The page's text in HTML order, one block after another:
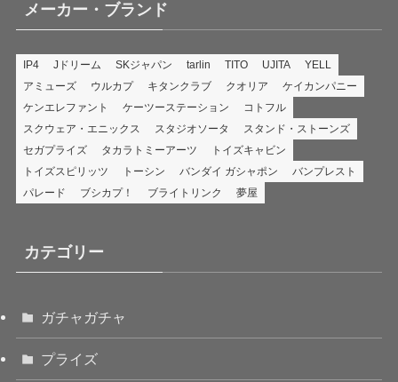
メーカー・ブランド
IP4 Jドリーム SKジャパン tarlin TITO UJITA
YELL
アミューズ
ウルカプ キタンクラブ クオリア
ケイカンパニー
ケンエレファント
ケーツーステーション
コトフル
スクウェア・エニックス
スタジオソータ
スタンド・ストーンズ
セガプライズ
タカラトミーアーツ
トイズキャビン
トイズスピリッツ
トーシン バンダイ ガシャポン
バンプレスト
パレード
ブシカプ！ ブライトリンク 夢屋
カテゴリー
ガチャガチャ
プライズ